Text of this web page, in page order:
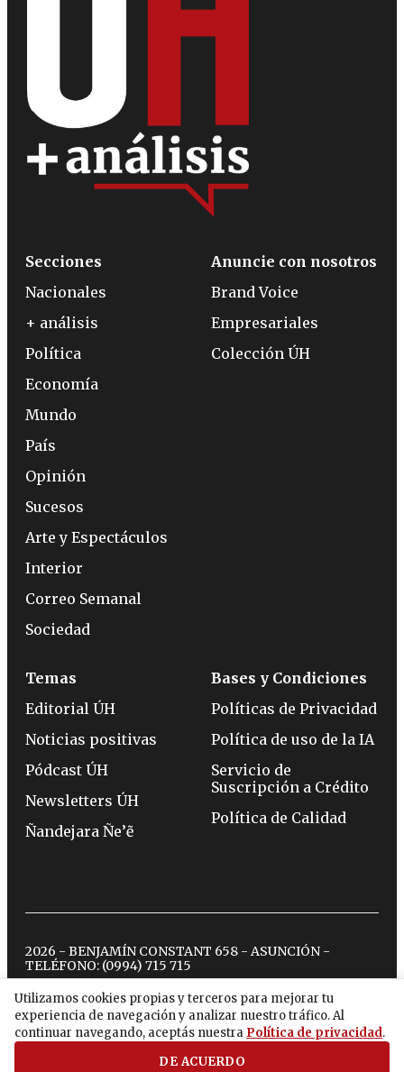
Utilizamos cookies propias y terceros para mejorar tu
experiencia de navegación y analizar nuestro tráfico. Al
continuar navegando, aceptás nuestra Política de privacidad.
DE ACUERDO
Secciones
Nacionales
+ análisis
Política
Economía
Mundo
País
Opinión
Sucesos
Arte y Espectáculos
Interior
Correo Semanal
Sociedad
Anuncie con nosotros
Brand Voice
Empresariales
Colección ÚH
Temas
Editorial ÚH
Noticias positivas
Pódcast ÚH
Newsletters ÚH
Ñandejara Ñe’ẽ
Bases y Condiciones
Políticas de Privacidad
Política de uso de la IA
Servicio de
Suscripción a Crédito
Política de Calidad
2026 - BENJAMÍN CONSTANT 658 - ASUNCIÓN -
TELÉFONO: (0994) 715 715
twitterinstagram
facebook
tiktokyoutubespotify